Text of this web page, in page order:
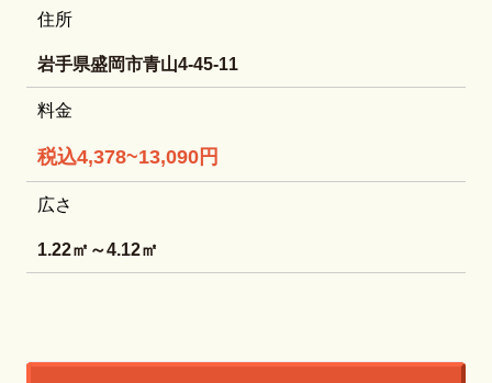
住所
岩手県盛岡市青山4-45-11
料金
税込4,378~13,090円
広さ
1.22㎡～4.12㎡